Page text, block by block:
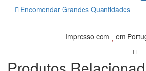
Encomendar Grandes Quantidades
Impresso com em